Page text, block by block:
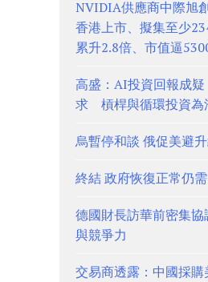
NVIDIA供應商中際旭
香港上市、擬集至少
累升2.8倍、市值逼
高盛：AI投資回報成
求 槓桿與循環投資為
烏暫停和談 俄促美避
終結 政府恢復正常仍
德國財長訪華前密集
與競爭力
交易商透露：中國採